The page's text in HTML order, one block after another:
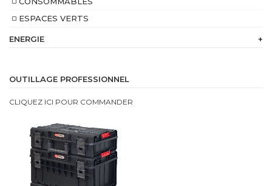
ESPACES VERTS
ENERGIE +
intégrée
Energie
OUTILLAGE PROFESSIONNEL
CLIQUEZ ICI POUR COMMANDER